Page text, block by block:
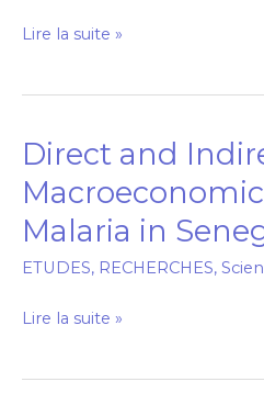
Délégué
DER/FJ​
Lire la suite »
Direct and
Malaria in
ETUDES, RECHERCHES,
Direct
and
Indirect
Macroeconomic
Effects
Malaria
Senegal
Lire la suite »